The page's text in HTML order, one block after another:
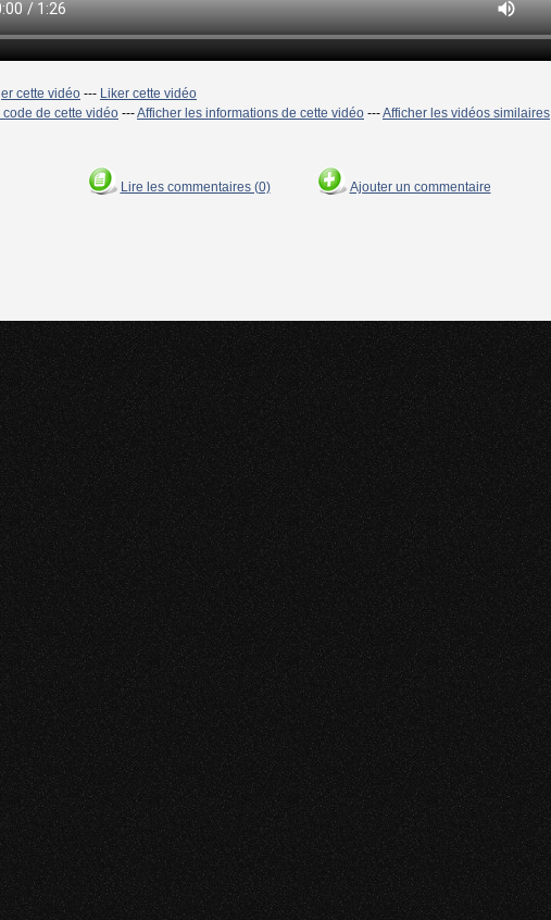
cette vidéo --- Liker cette vidéo
code de cette vidéo ---Afficher les informations de cette vidéo ---Afficher les vidéos similaires
Lire les commentaires (0) Ajouter un commentaire